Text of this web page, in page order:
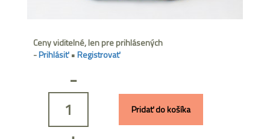
Ceny viditelné, len pre prihlásených
-Prihlásiť•Registrovať
-
Pridať do košíka